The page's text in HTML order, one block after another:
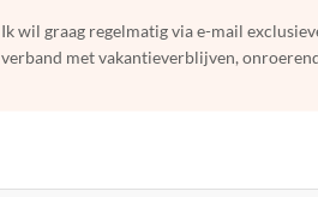
Ik wil graag regelmatig via e-mail
verband met vakantieverblijven,